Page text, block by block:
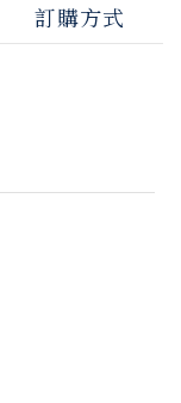
訂購方式